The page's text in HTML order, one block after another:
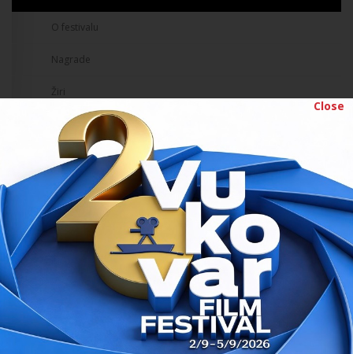
Close
O festivalu
Nagrade
Žiri
Tko je tko
Organizatori
Gosti festivala
Ulaznice
O Vukovaru
Smještaj u Vukovaru